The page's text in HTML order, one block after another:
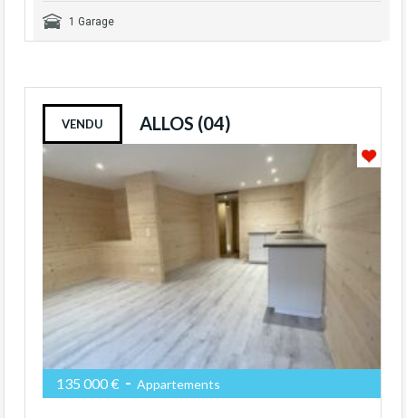
1 Garage
VENDU ALLOS (04)
135 000 € - Appartements